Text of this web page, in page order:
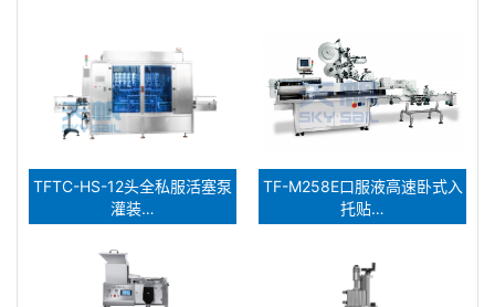
TFTC-HS-12头全私服活塞泵
灌装…
TF-M258E口服液高速卧式入
托贴…